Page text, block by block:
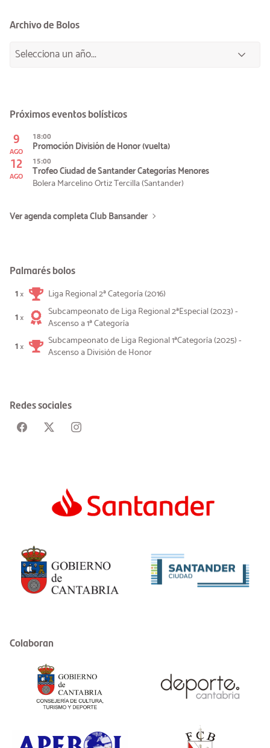
Archivo de Bolos
Próximos eventos bolísticos
9
AGO
18:00
Promoción División de Honor (vuelta)
12
AGO
15:00
Trofeo Ciudad de Santander Categorías Menores
Bolera Marcelino Ortiz Tercilla (Santander)
Ver agenda completa Club Bansander
Palmarés bolos
1×
Liga Regional 2ª Categoría (2016)
1×
Subcampeonato de Liga Regional 2ªEspecial (2023) -
Ascenso a 1ª Categoría
1×
Subcampeonato de Liga Regional 1ªCategoría (2025) -
Ascenso a División de Honor
Redes sociales
Colaboran